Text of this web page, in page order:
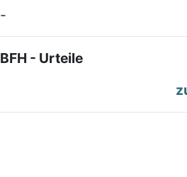
-
BFH - Urteile